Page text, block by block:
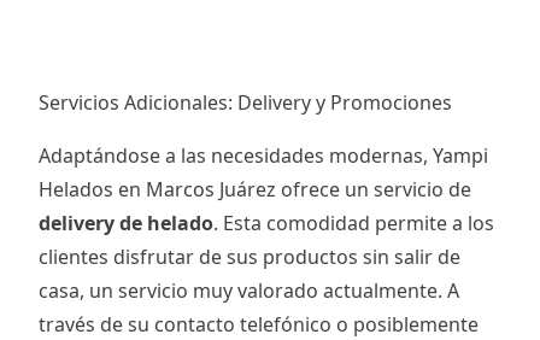
Servicios Adicionales: Delivery y Promociones
Adaptándose a las necesidades modernas, Yampi
Helados en Marcos Juárez ofrece un servicio de
delivery de helado. Esta comodidad permite a los
clientes disfrutar de sus productos sin salir de
casa, un servicio muy valorado actualmente. A
través de su contacto telefónico o posiblemente